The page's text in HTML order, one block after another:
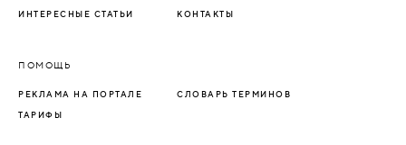
ИНТЕРЕСНЫЕ СТАТЬИ КОНТАКТЫ
ПОМОЩЬ
РЕКЛАМА НА ПОРТАЛЕ СЛОВАРЬ ТЕРМИНОВ
ТАРИФЫ